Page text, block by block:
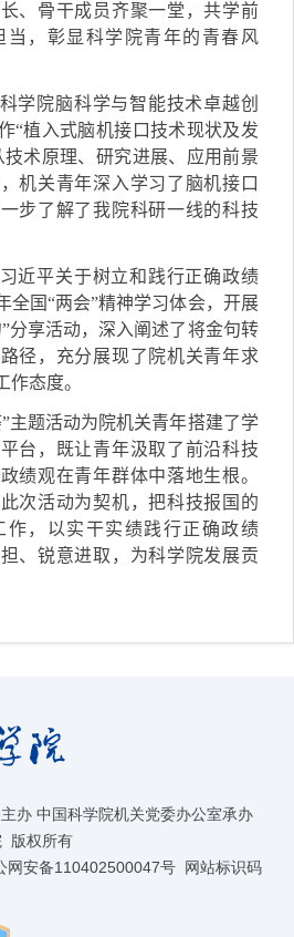
、骨干成员齐聚一堂，共学前
当，彰显科学院青年的青春风
学院脑科学与智能技术卓越创
“植入式脑机接口技术现状及发
术原理、研究进展、应用前景
机关青年深入学习了脑机接口
步了解了我院科研一线的科技
近平关于树立和践行正确政绩
全国“两会”精神学习体会，开展
分享活动，深入阐述了将金句转
径，充分展现了院机关青年求
作态度。
主题活动为院机关青年搭建了学
台，既让青年汲取了前沿科技
绩观在青年群体中落地生根。
次活动为契机，把科技报国的
作，以实干实绩践行正确政绩
、锐意进取，为科学院发展贡
办 中国科学院机关党委办公室承办
版权所有
网安备110402500047号 网站标识码